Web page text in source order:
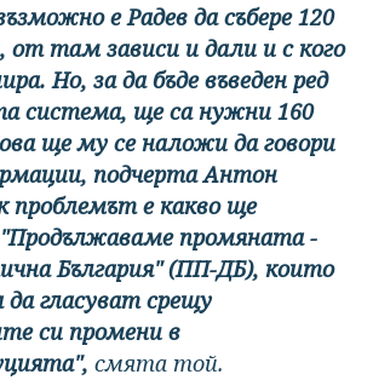
е Радев да събере 120
там зависи и дали и с кого
Но, за да бъде въведен ред
система, ще са нужни 160
ще му се наложи да говори
подчерта Антон
проблемът е какво ще
промяната -
България" (ПП-ДБ), които
гласуват срещу
си промени в
смята той.